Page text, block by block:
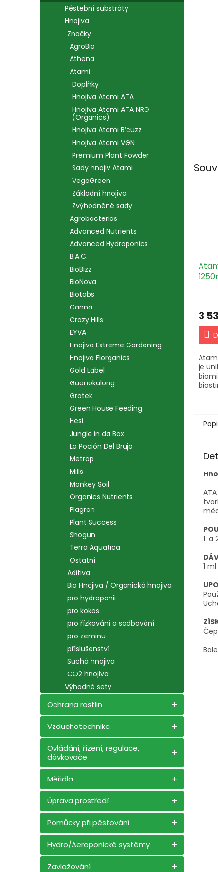
Pěstební substráty
Hnojiva
Značky
AgroBio
Athena
Atami
Doplňky
Hnojiva Atami ATA
Hnojiva Atami ATA NRG
(Organics)
Hnojiva Atami B’cuzz
Hnojiva Atami VGN
Premium Plant Powder
Sady hnojiv Atami
VegaGreen
Základní hnojiva
Zvýhodněné sady
Agrobacterias
Advanced Nutrients
Advanced Hydroponics
B.A.C.
BioBizz
BioNova
Biotabs
Canna
Crazy Hills
EYVA
Hnojiva Extreme Gardening
Hnojiva Florganics
Gold Label
Guanokalong
Grotek
Green House Feeding
Hesi
Jungle in da Box
La Poción Del Brujo
Metrop
Mills
Monkey Soil
Organics Nutrients
Plagron
Plant Success
Shogun
Terra Aquatica
Ostatní
Aditiva
Bio Hnojiva / Organická hnojiva
pro hydroponii
pro kokos
pro řízkování a sadbování
pro zeminu
příslušenství
Suchá hnojiva
CO2 hnojiva
Výhodné sety
Ochrana rostlin
Vzduchotechnika
Ovládání, řízení, regulace,
dávkovače
Měřidla
Úprava prostředí
Pomůcky při pěstování
Hydro/Aeroponické systémy
Zavlažování
3
je
1. a
1